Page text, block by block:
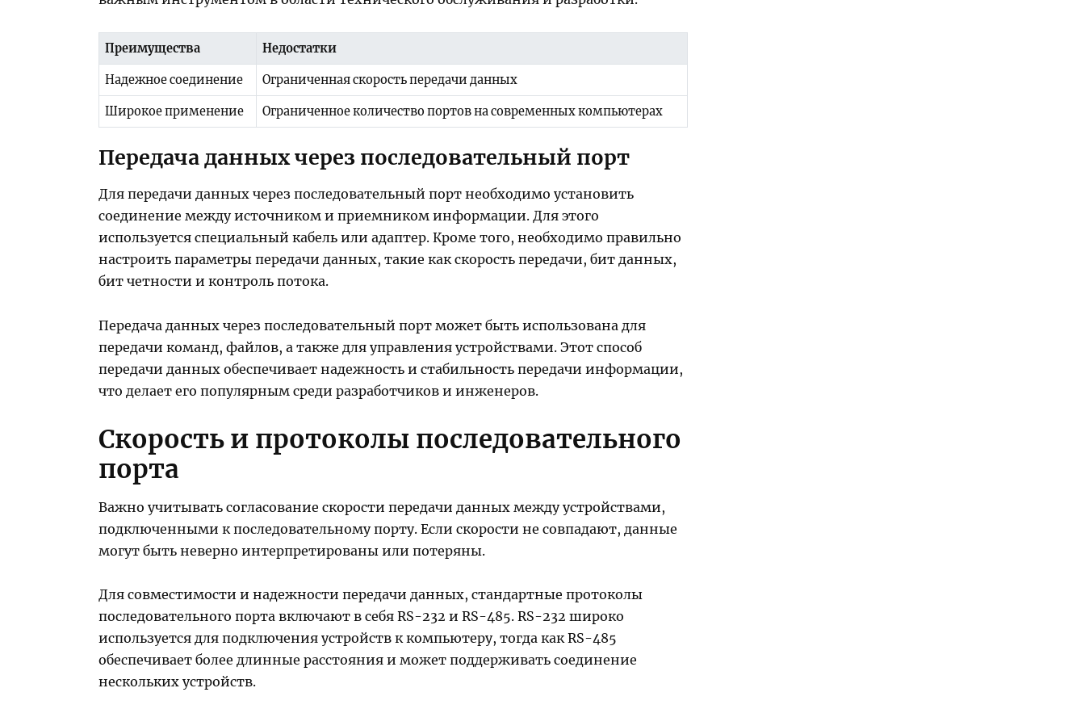
Преимущества Недостатки
Надежное соединение Ограниченная скорость передачи данных
Широкое применение Ограниченное количество портов на современных компьютерах
Передача данных через последовательный порт
Для передачи данных через последовательный порт необходимо установить
соединение между источником и приемником информации. Для этого
используется специальный кабель или адаптер. Кроме того, необходимо правильно
настроить параметры передачи данных, такие как скорость передачи, бит данных,
бит четности и контроль потока.
Передача данных через последовательный порт может быть использована для
передачи команд, файлов, а также для управления устройствами. Этот способ
передачи данных обеспечивает надежность и стабильность передачи информации,
что делает его популярным среди разработчиков и инженеров.
Скорость и протоколы последовательного
порта
Важно учитывать согласование скорости передачи данных между устройствами,
подключенными к последовательному порту. Если скорости не совпадают, данные
могут быть неверно интерпретированы или потеряны.
Для совместимости и надежности передачи данных, стандартные протоколы
последовательного порта включают в себя RS-232 и RS-485. RS-232 широко
используется для подключения устройств к компьютеру, тогда как RS-485
обеспечивает более длинные расстояния и может поддерживать соединение
нескольких устройств.